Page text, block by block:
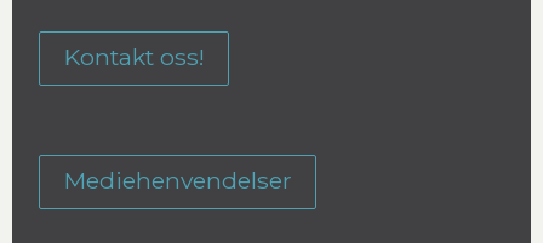
Kontakt oss!
Mediehenvendelser